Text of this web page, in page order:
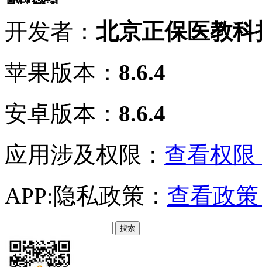
开发者： 北京正保医教
苹果版本： 8.6.4
安卓版本： 8.6.4
应用涉及权限： 查看权限
APP:隐私政策： 查看政